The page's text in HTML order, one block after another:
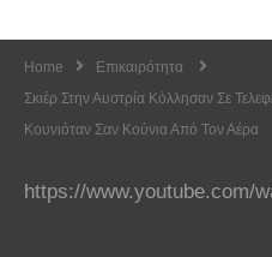
Home
Επικαιρότητα
Σκιέρ Στην Αυστρία Κόλλησαν Σε
Κουνιόταν Σαν Κούνια Από Τον Αέρα
https://www.youtube.com/